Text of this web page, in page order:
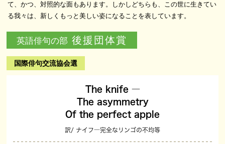
て、かつ、対照的な面もあります。しかしどちらも、この世に生きてい
る我々は、新しくもっと美しい姿になることを表しています。
英語俳句の部 後援団体賞
国際俳句交流協会選
The knife ―
The asymmetry
Of the perfect apple
訳/ ナイフ―完全なリンゴの不均等